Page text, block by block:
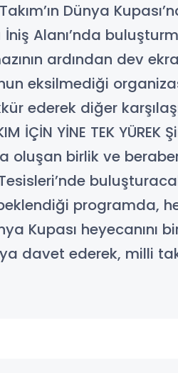
Dünya
Alanı’nda
ardından dev
eksilmediği
ederek diğer
İÇİN YİNE TEK
oluşan birlik ve
beklendiği programda,
Kupası
davet ederek, milli